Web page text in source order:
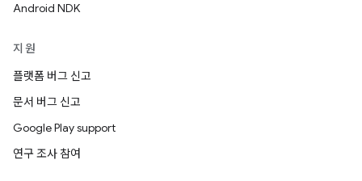
Android NDK
지원
플랫폼 버그 신고
문서 버그 신고
Google Play support
연구 조사 참여